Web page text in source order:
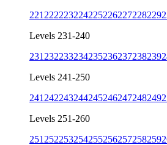
221 222223224225226227228229
Levels 231-240
231 232233234235236237238239
Levels 241-250
241 242243244245246247248249
Levels 251-260
251 252253254255256257258259